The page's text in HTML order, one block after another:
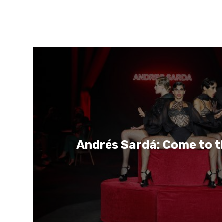
Andrés Sardá: Come to